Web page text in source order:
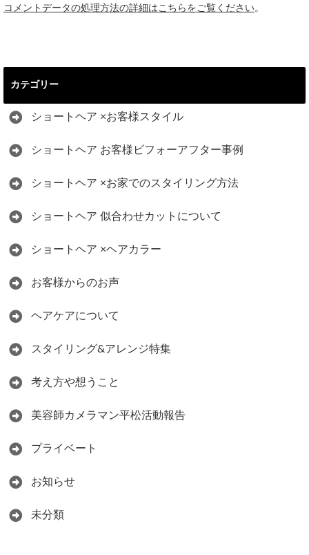
コメントデータの処理方法の詳細はこちらをご覧ください。
カテゴリー
ショートヘア ×お客様スタイル
ショートヘア お客様ビフォーアフター事例
ショートヘア ×お家でのスタイリング方法
ショートヘア 似合わせカットについて
ショートヘア ×ヘアカラー
お客様からのお声
ヘアケアについて
スタイリング&アレンジ特集
考え方や想うこと
美容師カメラマン平松活動報告
プライベート
お知らせ
未分類